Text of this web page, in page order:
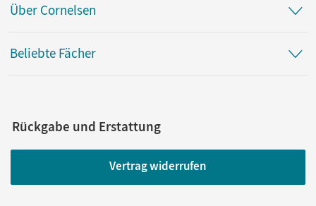
Über Cornelsen
Beliebte Fächer
Rückgabe und Erstattung
Vertrag widerrufen